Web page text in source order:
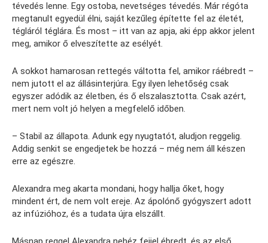
tévedés lenne. Egy ostoba, nevetséges tévedés. Már régóta
megtanult egyedül élni, saját kezűleg építette fel az életét,
tégláról téglára. És most – itt van az apja, aki épp akkor jelent
meg, amikor ő elveszítette az esélyét.
A sokkot hamarosan rettegés váltotta fel, amikor ráébredt –
nem jutott el az állásinterjúra. Egy ilyen lehetőség csak
egyszer adódik az életben, és ő elszalasztotta. Csak azért,
mert nem volt jó helyen a megfelelő időben.
– Stabil az állapota. Adunk egy nyugtatót, aludjon reggelig.
Addig senkit se engedjetek be hozzá – még nem áll készen
erre az egészre.
Alexandra meg akarta mondani, hogy hallja őket, hogy
mindent ért, de nem volt ereje. Az ápolónő gyógyszert adott
az infúzióhoz, és a tudata újra elszállt.